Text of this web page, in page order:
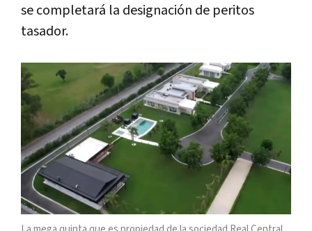
se completará la designación de peritos
tasador.